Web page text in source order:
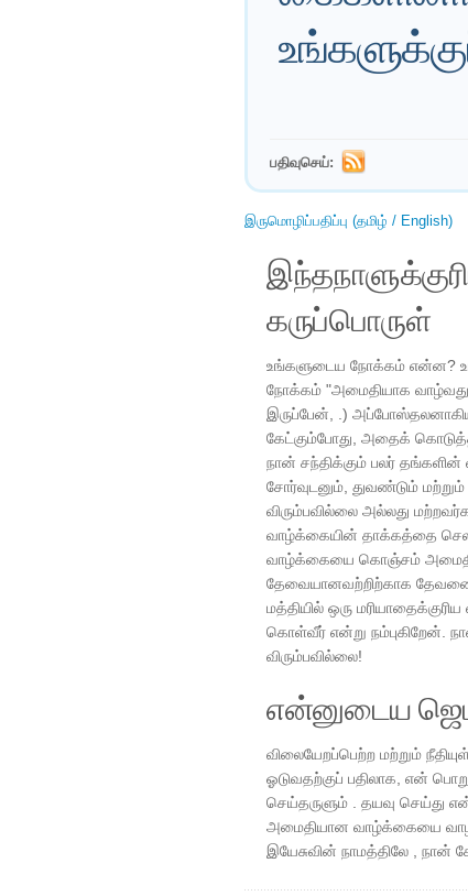
பதிவுசெய்:
இருமொழிப்பதிப்பு (தமிழ் / English)
கருப்பொருள்
உங்களுடைய நோக்கம் என்ன?
நோக்கம் "அமைதியாக
இருப்பேன், .)
கேட்கும்போது, ​​அதைக்
நான் சந்திக்கும் பலர் தங்களின்
சோர்வுடனும், துவண்டும்
விரும்பவில்லை அல்லது
வாழ்க்கையின் தாக்கத்தை
வாழ்க்கையை கொஞ்சம்
தேவையானவற்றிற்காக தேவனை
மத்தியில் ஒரு
கொள்வீர் என்று நம்புகிறேன்.
விரும்பவில்லை!
என்னுடைய
விலையேறப்பெற்ற மற்றும்
ஓடுவதற்குப் பதிலாக, என்
செய்தருளும் . தயவு செய்து
அமைதியான வாழ்க்கையை
இயேசுவின் நாமத்திலே , நான்